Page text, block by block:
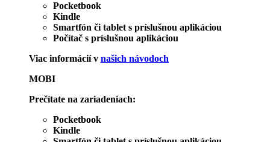
Pocketbook
Kindle
Smartfón či tablet s príslušnou aplikáciou
Počítač s príslušnou aplikáciou
Viac informácií v našich návodoch
MOBI
Prečítate na zariadeniach:
Pocketbook
Kindle